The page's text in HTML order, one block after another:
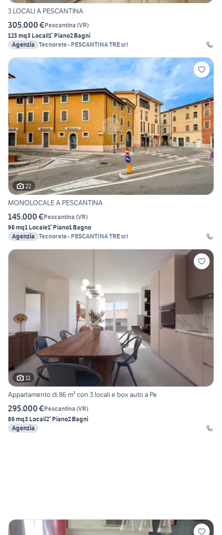
3 LOCALI A PESCANTINA
305.000 €Pescantina (VR)
123 mq3 Locali1° Piano2 Bagni
Agenzia Tecnorete - PESCANTINA TRE srl
22
MONOLOCALE A PESCANTINA
145.000 €Pescantina (VR)
96 mq1 Locale1° Piano1 Bagno
Agenzia Tecnorete - PESCANTINA TRE srl
11
Appartamento di 86 m² con 3 locali e box auto a Pe
295.000 €Pescantina (VR)
86 mq3 Locali2° Piano2 Bagni
Agenzia